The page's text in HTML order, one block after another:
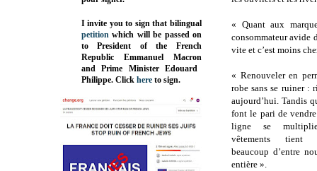
« Quant aux
consommateur avide
vite et c’est moins
« Renouveler en
robe sans se ruiner :
aujourd’hui. Tandis
font le pari de
ligne se
vêtements tient
beaucoup d’entre
entière ».
I invite you to sign that bilingual
petition which will be passed on
to President of the French
Republic Emmanuel Macron
and Prime MinisterEdouard
Philippe. Click here to sign.